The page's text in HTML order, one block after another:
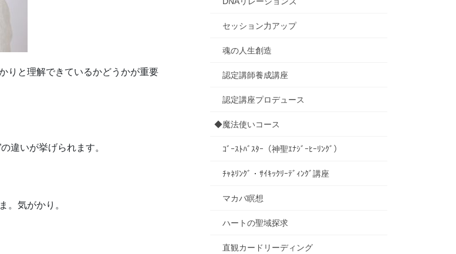
りと理解できているかどうかが重要
違いが挙げられます。
。気がかり。
セッション力アップ
魂の人生創造
認定講師養成講座
認定講座プロデュース
◆魔法使いコース
ｺﾞｰｽﾄﾊﾞｽﾀｰ（神聖ｴﾅｼﾞｰﾋｰﾘﾝｸﾞ）
ﾁｬﾈﾘﾝｸﾞ・ｻｲｷｯｸﾘｰﾃﾞｨﾝｸﾞ講座
マカバ瞑想
ハートの聖域探求
直観カードリーディング